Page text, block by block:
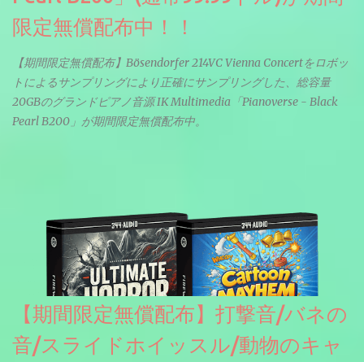
限定無償配布中！！
【期間限定無償配布】Bösendorfer 214VC Vienna Concertをロボッ
トによるサンプリングにより正確にサンプリングした、総容量
20GBのグランドピアノ音源 IK Multimedia「Pianoverse - Black
Pearl B200」が期間限定無償配布中。
【期間限定無償配布】打撃音/バネの
音/スライドホイッスル/動物のキャ